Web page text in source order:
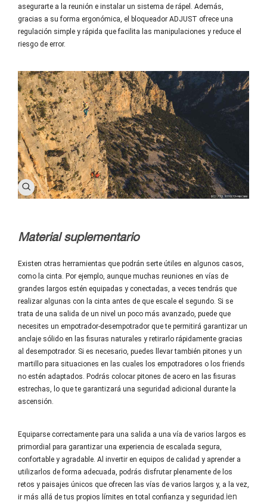
asegurarte a la reunión e instalar un sistema de rápel. Además,
gracias a su forma ergonómica, el bloqueador ADJUST ofrece una
regulación simple y rápida que facilita las manipulaciones y reduce el
riesgo de error.
Material suplementario
Existen otras herramientas que podrán serte útiles en algunos casos,
como la cinta. Por ejemplo, aunque muchas reuniones en vías de
grandes largos estén equipadas y conectadas, a veces tendrás que
realizar algunas con la cinta antes de que escale el segundo. Si se
trata de una salida de un nivel un poco más avanzado, puede que
necesites un empotrador-desempotrador que te permitirá garantizar un
anclaje sólido en las fisuras naturales y retirarlo rápidamente gracias
al desempotrador. Si es necesario, puedes llevar también pitones y un
martillo para situaciones en las cuales los empotradores o los friends
no estén adaptados. Podrás colocar pitones de acero en las fisuras
estrechas, lo que te garantizará una seguridad adicional durante la
ascensión.
Equiparse correctamente para una salida a una vía de varios largos es
primordial para garantizar una experiencia de escalada segura,
confortable y agradable. Al invertir en equipos de calidad y aprender a
utilizarlos de forma adecuada, podrás disfrutar plenamente de los
retos y paisajes únicos que ofrecen las vías de varios largos y, a la vez,
ir más allá de tus propios límites en total confianza y seguridad.ien